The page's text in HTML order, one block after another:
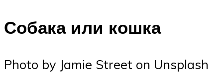
Собака или кошка
Photo by Jamie Street on Unsplash